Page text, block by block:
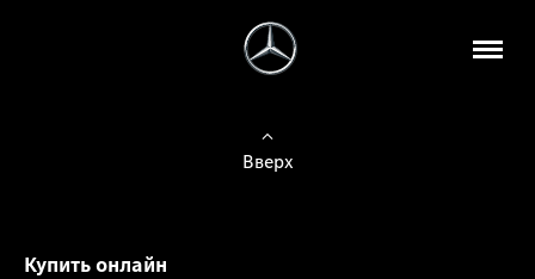
Вверх
Купить онлайн